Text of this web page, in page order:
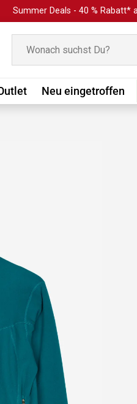
Summer Deals - 40 % Rabatt*
Neu eingetroffen